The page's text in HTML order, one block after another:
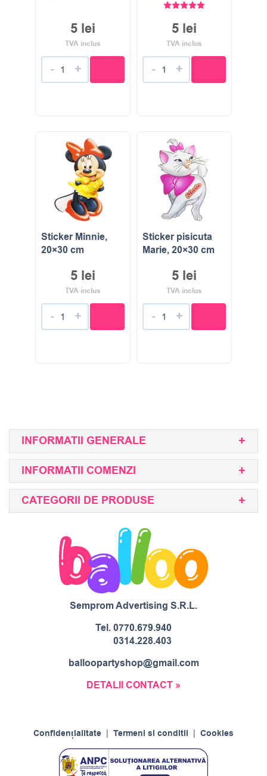
5 lei
TVA inclus
- +
5 lei
TVA inclus
- +
Sticker Minnie,
20×30 cm
5 lei
TVA inclus
- +
Sticker pisicuta
Marie, 20×30 cm
5 lei
TVA inclus
- +
INFORMATII GENERALE
INFORMATII COMENZI
CATEGORII DE PRODUSE
Semprom Advertising S.R.L.
Tel.0770.679.940
0314.228.403
balloopartyshop@gmail.com
DETALII CONTACT »
Confidențialitate | Termeni si conditii | Cookies